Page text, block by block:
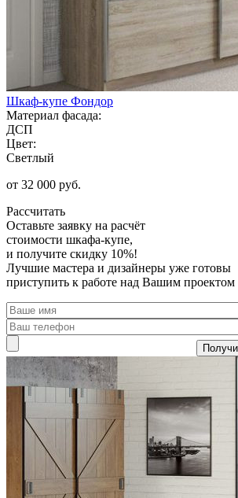
Шкаф-купе Фондор
Материал фасада:
ДСП
Цвет:
Светлый
от 32 000 руб.
Рассчитать
Оставьте заявку на расчёт
стоимости шкафа-купе,
и получите скидку 10%!
Лучшие мастера и дизайнеры уже готовы
приступить к работе над Вашим проектом